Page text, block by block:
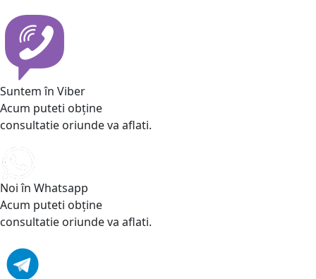
Suntem în Viber
Acum puteti obține
consultatie oriunde va aflati.
Noi în Whatsapp
Acum puteti obține
consultatie oriunde va aflati.